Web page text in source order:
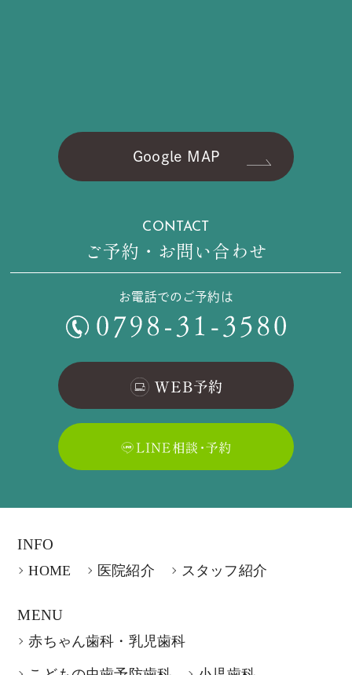
Google MAP
CONTACT
ご予約・お問い合わせ
お電話でのご予約は
INFO
HOME 医院紹介 スタッフ紹介
MENU
赤ちゃん歯科・乳児歯科